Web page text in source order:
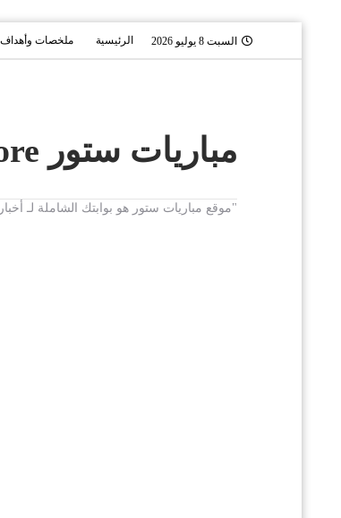
السبت 8 يوليو 2026 الرئيسية ملخصات وأهداف
مباريات ستور Mobaryat.Store
"موقع مباريات ستور هو بوابتك الشاملة لـ